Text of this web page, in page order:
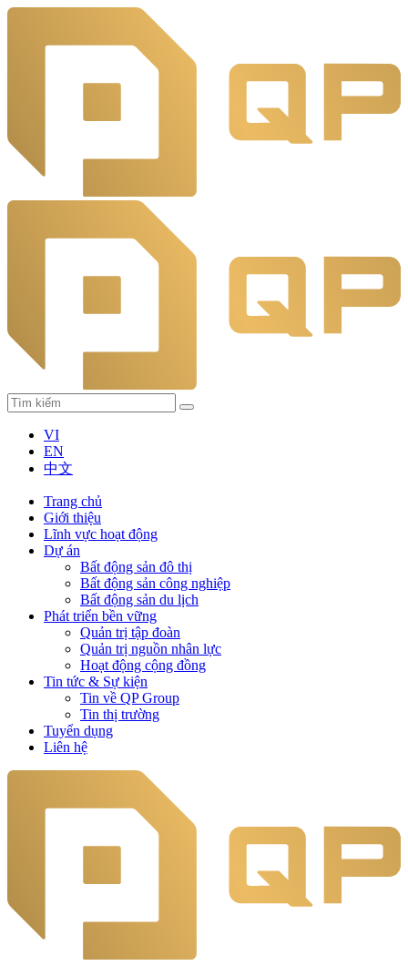
VI
EN
中文
Trang chủ
Giới thiệu
Lĩnh vực hoạt động
Dự án
Bất động sản đô thị
Bất động sản công nghiệp
Bất động sản du lịch
Phát triển bền vững
Quản trị tập đoàn
Quản trị nguồn nhân lực
Hoạt động cộng đồng
Tin tức & Sự kiện
Tin về QP Group
Tin thị trường
Tuyển dụng
Liên hệ